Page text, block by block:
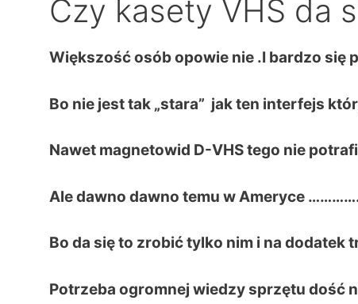
Czy kasety VHS da
Większość osób opowie nie .I bardzo się
Bo nie jest tak „stara” jak ten interfejs
Nawet magnetowid D-VHS tego nie
Ale dawno dawno temu w Ameryce
Bo da się to zrobić tylko nim i na dodatek
Potrzeba ogromnej wiedzy sprzętu dość